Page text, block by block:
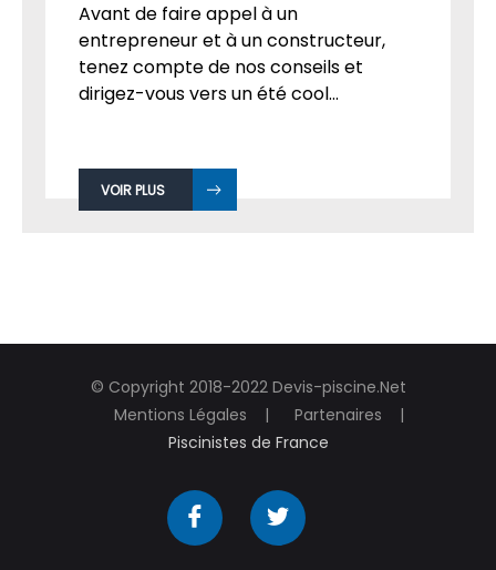
Avant de faire appel à un
entrepreneur et à un constructeur,
tenez compte de nos conseils et
dirigez-vous vers un été cool...
VOIR PLUS
© Copyright 2018-2022 Devis-piscine.Net
Mentions Légales
Partenaires
Piscinistes de France